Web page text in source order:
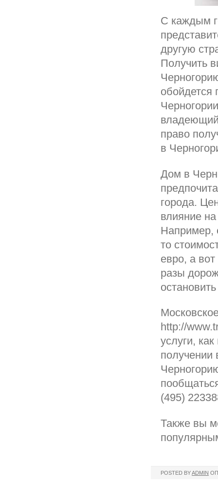
С каждым
другую
Получить
обойдется
право
в
Дом в
города.
влияние
Например,
то
евро, а вот
разы
http://
услуги,
получении
(495)
Также вы
POSTED BYADMIN